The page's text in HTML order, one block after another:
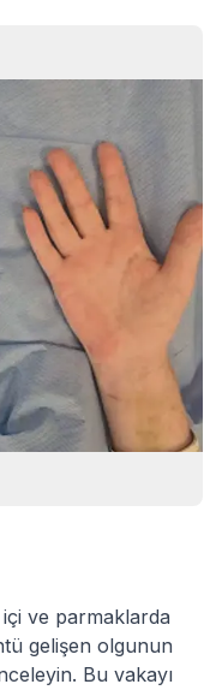
ve parmaklarda
gelişen olgunun
Bu vakayı